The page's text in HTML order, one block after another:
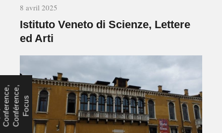
8 avril 2025
Istituto Veneto di Scienze, Lettere
ed Arti
s
n
, n
, s